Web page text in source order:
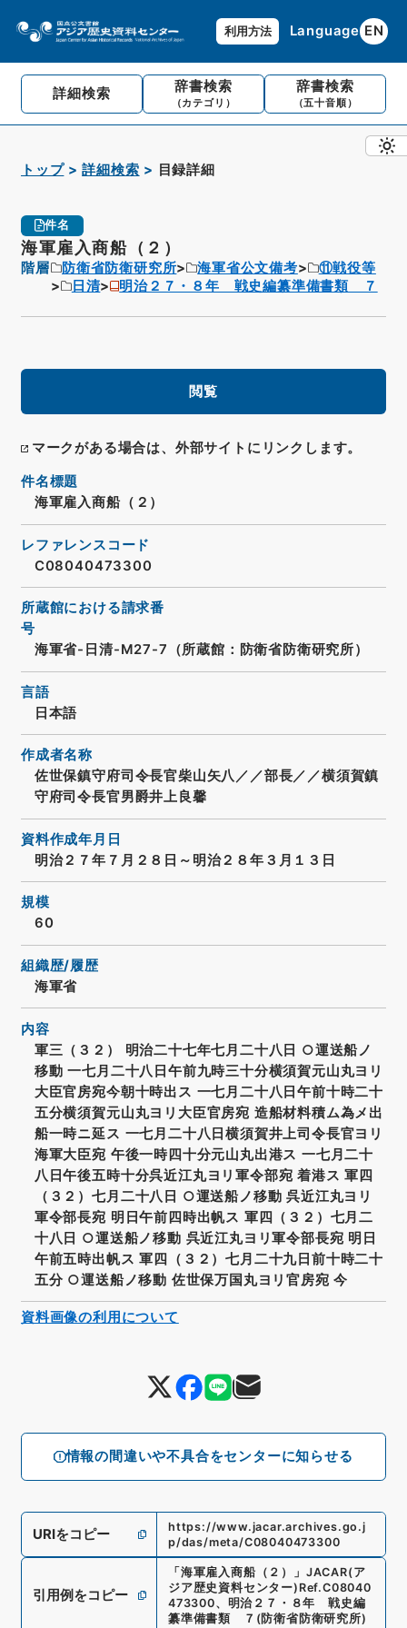
利用方法 Language EN
詳細検索 辞書検索
（カテゴリ）
辞書検索
（五十音順）
トップ 詳細検索 目録詳細
件名
海軍雇入商船（２）
階層 防衛省防衛研究所 海軍省公文備考
⑪戦役等
日清
明治２７・８年 戦史編纂準備書類 ７
閲覧
マークがある場合は、外部サイトにリンクします。
情報の間違いや不具合をセンターに知らせる
件名標題
海軍雇入商船（２）
レファレンスコード
C08040473300
所蔵館における請求番
号
海軍省-日清-M27-7（所蔵館：防衛省防衛研究所）
言語
日本語
作成者名称
佐世保鎮守府司令長官柴山矢八／／部長／／横須賀鎮
守府司令長官男爵井上良馨
資料作成年月日
明治２７年７月２８日～明治２８年３月１３日
規模
60
組織歴/履歴
海軍省
内容
軍三（３２） 明治二十七年七月二十八日 ○運送船ノ
移動 一七月二十八日午前九時三十分横須賀元山丸ヨリ
大臣官房宛今朝十時出ス 一七月二十八日午前十時二十
五分横須賀元山丸ヨリ大臣官房宛 造船材料積ム為メ出
船一時ニ延ス 一七月二十八日横須賀井上司令長官ヨリ
海軍大臣宛 午後一時四十分元山丸出港ス 一七月二十
八日午後五時十分呉近江丸ヨリ軍令部宛 着港ス 軍四
（３２）七月二十八日 ○運送船ノ移動 呉近江丸ヨリ
軍令部長宛 明日午前四時出帆ス 軍四（３２）七月二
十八日 ○運送船ノ移動 呉近江丸ヨリ軍令部長宛 明日
午前五時出帆ス 軍四（３２）七月二十九日前十時二十
五分 ○運送船ノ移動 佐世保万国丸ヨリ官房宛 今
URIをコピー
https://www.jacar.archives.go.j
p/das/meta/C08040473300
引用例をコピー
「 海軍雇入商船（２） 」 JACAR(ア
ジア歴史資料センター) Ref.C08040
473300、 明治２７・８年 戦史編
纂準備書類 ７ (防衛省防衛研究所)
資料画像の利用について